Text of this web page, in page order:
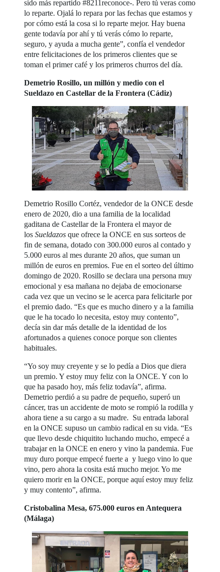
sido más repartido #8211reconoce-. Pero tú veras como
lo reparte. Ojalá lo repara por las fechas que estamos y
por cómo está la cosa si lo reparte mejor. Hay buena
gente todavía por ahí y tú verás cómo lo reparte,
seguro, y ayuda a mucha gente”, confía el vendedor
entre felicitaciones de los primeros clientes que se
toman el primer café y los primeros churros del día.
Demetrio Rosillo, un millón y medio con el
Sueldazo en Castellar de la Frontera (Cádiz)
Demetrio Rosillo Cortéz, vendedor de la ONCE desde
enero de 2020, dio a una familia de la localidad
gaditana de Castellar de la Frontera el mayor de
losSueldazos que ofrece la ONCE en sus sorteos de
fin de semana, dotado con 300.000 euros al contado y
5.000 euros al mes durante 20 años, que suman un
millón de euros en premios. Fue en el sorteo del último
domingo de 2020. Rosillo se declara una persona muy
emocional y esa mañana no dejaba de emocionarse
cada vez que un vecino se le acerca para felicitarle por
el premio dado. “Es que es mucho dinero y a la familia
que le ha tocado lo necesita, estoy muy contento”,
decía sin dar más detalle de la identidad de los
afortunados a quienes conoce porque son clientes
habituales.
“Yo soy muy creyente y se lo pedía a Dios que diera
un premio. Y estoy muy feliz con la ONCE. Y con lo
que ha pasado hoy, más feliz todavía”, afirma.
Demetrio perdió a su padre de pequeño, superó un
cáncer, tras un accidente de moto se rompió la rodilla y
ahora tiene a su cargo a su madre. Su entrada laboral
en la ONCE supuso un cambio radical en su vida. “Es
que llevo desde chiquitito luchando mucho, empecé a
trabajar en la ONCE en enero y vino la pandemia. Fue
muy duro porque empecé fuerte a y luego vino lo que
vino, pero ahora la cosita está mucho mejor. Yo me
quiero morir en la ONCE, porque aquí estoy muy feliz
y muy contento”, afirma.
Cristobalina Mesa, 675.000 euros en Antequera
(Málaga)